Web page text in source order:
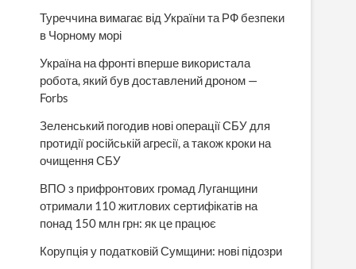
Туреччина вимагає від України та РФ безпеки
в Чорному морі
Україна на фронті вперше використала
робота, який був доставлений дроном —
Forbs
Зеленський погодив нові операції СБУ для
протидії російській агресії, а також кроки на
очищення СБУ
ВПО з прифронтових громад Луганщини
отримали 110 житлових сертифікатів на
понад 150 млн грн: як це працює
Корупція у податковій Сумщини: нові підозри